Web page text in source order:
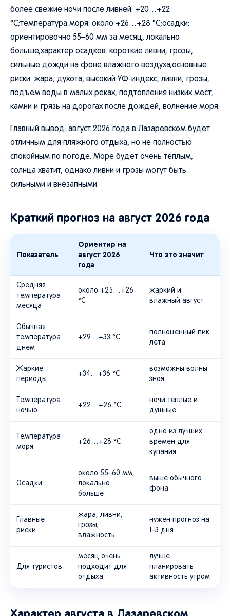
более свежие ночи после ливней: +20…+22
°C;температура моря: около +26…+28 °C;осадки:
ориентировочно 55–60 мм за месяц, локально
больше;характер осадков: короткие ливни, грозы,
сильные дожди на фоне влажного воздуха;основные
риски: жара, духота, высокий УФ-индекс, ливни, грозы,
подъем воды в малых реках, подтопления низких мест,
камни и грязь на дорогах после дождей, волнение моря.
Главный вывод: август 2026 года в Лазаревском будет
отличным для пляжного отдыха, но не полностью
спокойным по погоде. Море будет очень тёплым,
солнца хватит, однако ливни и грозы могут быть
сильными и внезапными.
Краткий прогноз на август 2026 года
Показатель
Ориентир на
август 2026
года
Что это значит
Средняя
температура
месяца
около +25…+26
°C
жаркий и
влажный август
Обычная
температура
днем
+29…+33 °C
полноценный пик
лета
Жаркие
периоды
+34…+36 °C
возможны волны
зноя
Температура
ночью
+22…+26 °C
ночи тёплые и
душные
Температура
моря
+26…+28 °C
одно из лучших
времен для
купания
Осадки
около 55–60 мм,
локально
больше
выше обычного
фона
Главные
риски
жара, ливни,
грозы,
влажность
нужен прогноз на
1–3 дня
Для туристов
месяц очень
подходит для
отдыха
лучше
планировать
активность утром